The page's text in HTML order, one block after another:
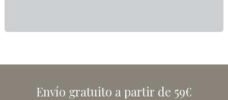
Envío gratuito a partir de 59€